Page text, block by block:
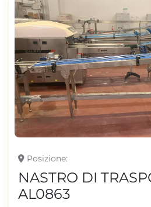
Posizione
NASTRO DI
AL0863